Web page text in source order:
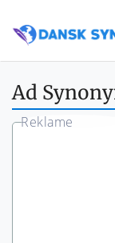
Ad